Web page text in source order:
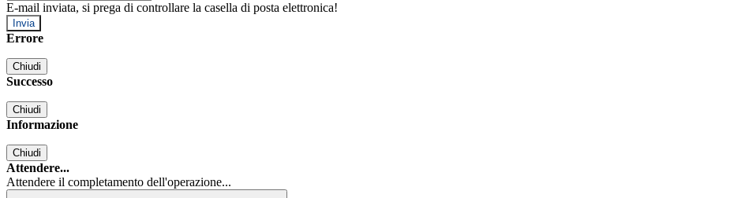
E-mail inviata, si prega di controllare la casella di posta elettronica!
Errore
Chiudi
Successo
Chiudi
Informazione
Chiudi
Attendere...
Attendere il completamento dell'operazione...